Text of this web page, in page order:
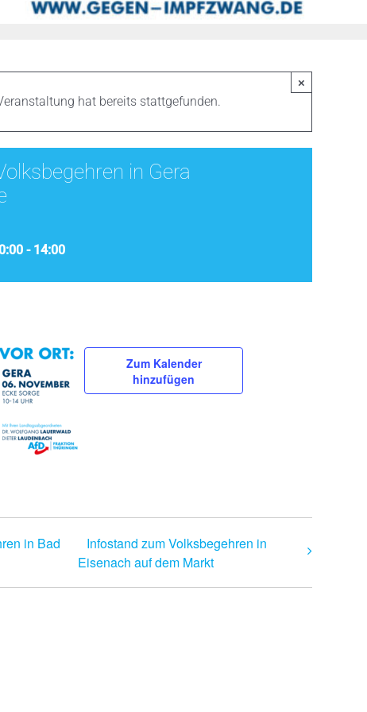
×
hat bereits stattgefunden.
in Gera
- 14:00
Zum Kalender
hinzufügen
in Bad
Infostand zum Volksbegehren in
Eisenach auf dem Markt